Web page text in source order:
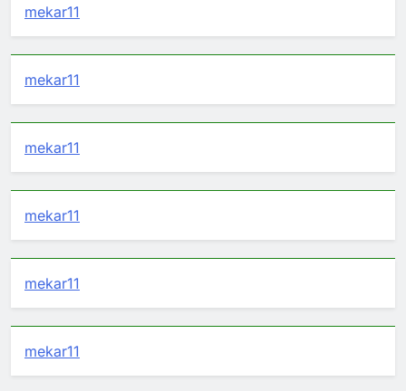
mekar11
mekar11
mekar11
mekar11
mekar11
mekar11